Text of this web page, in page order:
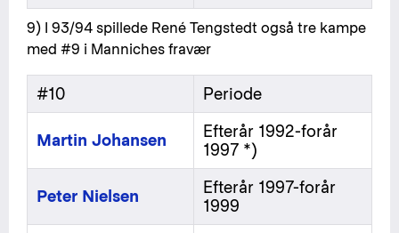
9) I 93/94 spillede René Tengstedt også tre kampe
med #9 i Manniches fravær
#10 Periode
Martin Johansen
Efterår 1992-forår
1997 *)
Peter Nielsen
Efterår 1997-forår
1999